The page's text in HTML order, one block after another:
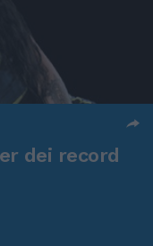
dei record